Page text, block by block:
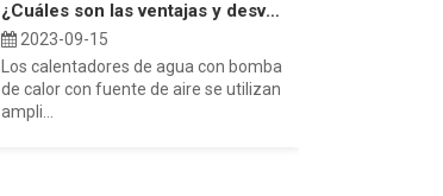
¿Cuáles son las ventajas y desventajas de la bomba de calor?
2023-09-15
Los calentadores de agua con bomba
de calor con fuente de aire se utilizan
ampli...